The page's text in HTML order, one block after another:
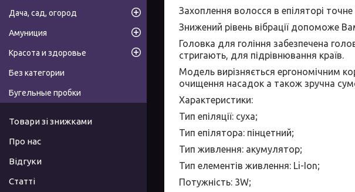
Захоплення волосся в епіляторі
Знижений рівень вібрації допоможе
Головка для гоління забезпечена
стригають, для підрівнювання країв.
Модель вирізняється ергономічним
очищення насадок а також зручна
Характеристики:
Тип епіляції: суха;
Тип епілятора: пінцетний;
Тип живлення: акумулятор;
Тип елементів живлення: Li-Ion;
Потужність: 3W;
Дача, сад, огород
Амуниция
Красота и здоровье
Без категории
Бугельные пробки
Товари зі знижками
Про нас
Відгуки
Статті